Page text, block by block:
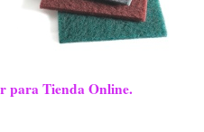
para Tienda Online.